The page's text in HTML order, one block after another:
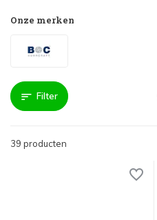
Onze merken
Filter
39 producten